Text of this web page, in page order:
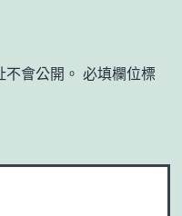
會公開。 必填欄位標